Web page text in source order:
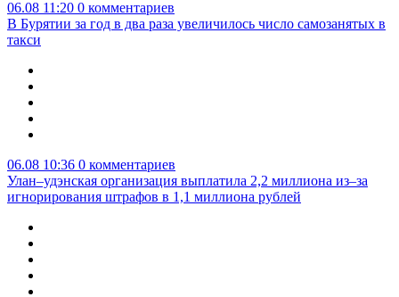
06.08 11:20 0 комментариев
В Бурятии за год в два раза увеличилось число самозанятых в
такси
06.08 10:36 0 комментариев
Улан–удэнская организация выплатила 2,2 миллиона из–за
игнорирования штрафов в 1,1 миллиона рублей